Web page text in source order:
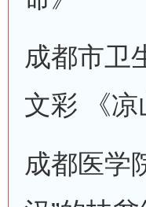
成都市卫
文彩 《
成都医学